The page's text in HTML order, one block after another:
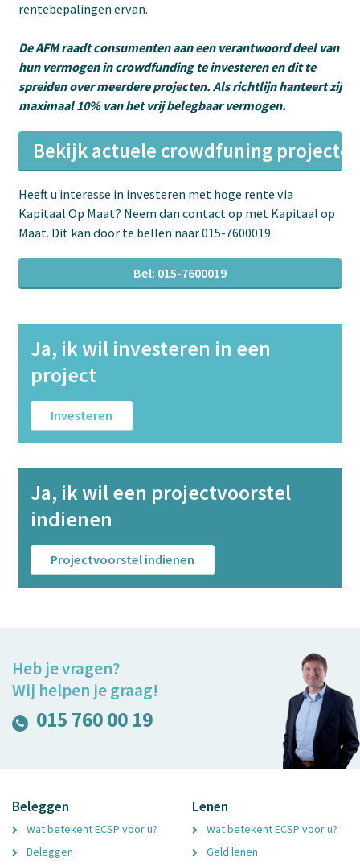
rentebepalingen ervan.
De AFM raadt consumenten aan een verantwoord deel van
hun vermogen in crowdfunding te investeren en dit te
spreiden over meerdere projecten. Als richtlijn hanteert zij
maximaal 10% van het vrij belegbaar vermogen.
Bekijk actuele crowdfuning
Heeft u interesse in investeren met hoge rente via
Kapitaal Op Maat? Neem dan contact op met Kapitaal op
Maat. Dit kan door te bellen naar 015-7600019.
Bel: 015-7600019
Ja, ik wil investeren in een
project
Investeren
Ja, ik wil een projectvoorstel
indienen
Projectvoorstel indienen
Heb je vragen?
Wij helpen je graag!
015 760 00 19
Beleggen
Wat betekent ECSP voor u?
Beleggen
Lenen
Wat betekent ECSP voor u?
Geld lenen